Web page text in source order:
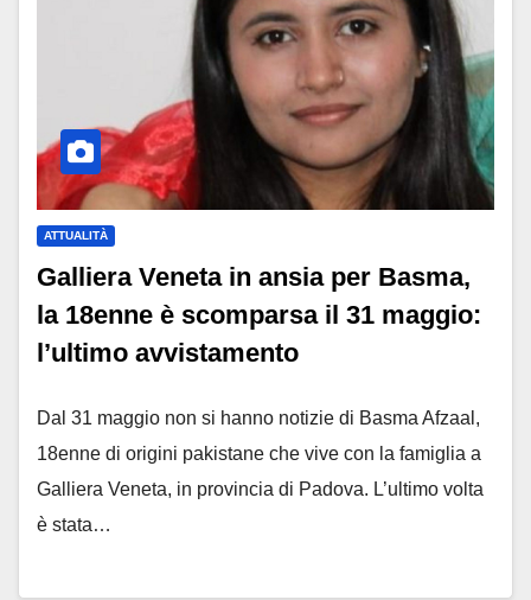
ATTUALITÀ
Galliera Veneta in ansia per Basma,
la 18enne è scomparsa il 31 maggio:
l’ultimo avvistamento
Dal 31 maggio non si hanno notizie di Basma Afzaal,
18enne di origini pakistane che vive con la famiglia a
Galliera Veneta, in provincia di Padova. L’ultimo volta
è stata…